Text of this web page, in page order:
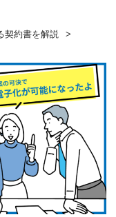
契約書を解説